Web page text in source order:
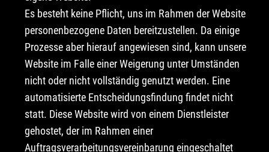
Es besteht keine Pflicht, uns im Rahmen der Website
personenbezogene Daten bereitzustellen. Da einige
Prozesse aber hierauf angewiesen sind, kann unsere
Website im Falle einer Weigerung unter Umständen
nicht oder nicht vollständig genutzt werden. Eine
automatisierte Entscheidungsfindung findet nicht
statt. Diese Website wird von einem Dienstleister
gehostet, der im Rahmen einer
Auftragsverarbeitungsvereinbarung eingeschaltet